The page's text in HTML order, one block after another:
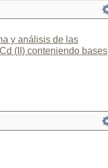
y análisis de las
(II) conteniendo bases